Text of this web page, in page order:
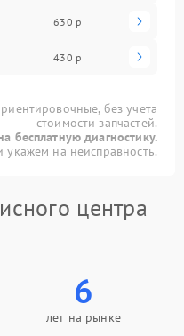
630 р
430 р
без учета
стоимости запчастей.
бесплатную диагностику.
на неисправность.
центра
6
лет на рынке